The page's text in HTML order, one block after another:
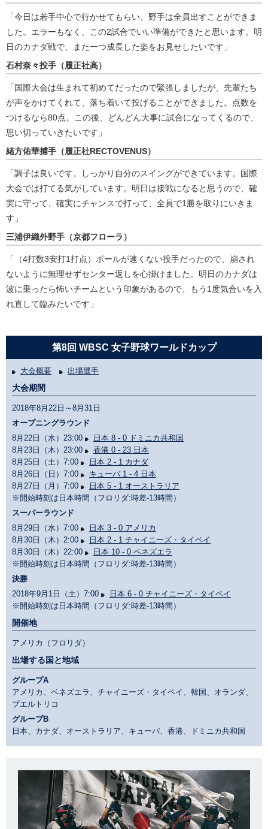
「今日は若手中心で行かせてもらい、野手は全員出すことができま
した。エラーもなく、この2試合でいい準備ができたと思います。明
日のカナダ戦で、また一つ成長した姿をお見せしたいです」
石村奈々投手（履正社高）
「国際大会は生まれて初めてだったので緊張しましたが、先輩たち
が声をかけてくれて、落ち着いて投げることができました。点数を
つけるなら80点。この後、どんどん大事に試合になってくるので、
思い切っていきたいです」
緒方佑華捕手（履正社RECTOVENUS）
「調子は良いです。しっかり自分のスイングができています。国際
大会では打てる気がしています。明日は接戦になると思うので、確
実に守って、確実にチャンスで打って、全員で1勝を取りにいきま
す」
三浦伊織外野手（京都フローラ）
「（4打数3安打1打点）ボールが速くない投手だったので、崩され
ないように無理せずセンター返しを心掛けました。明日のカナダは
波に乗ったら怖いチームという印象があるので、もう1度気合いを入
れ直して臨みたいです」
第8回 WBSC 女子野球ワールドカップ
大会概要 出場選手
大会期間
2018年8月22日～8月31日
オープニングラウンド
8月22日（水）23:00
日本 8 - 0 ドミニカ共和国
8月23日（木）23:00
香港 0 - 23 日本
8月25日（土）7:00
日本 2 - 1 カナダ
8月26日（日）7:00
キューバ 1 - 4 日本
8月27日（月）7:00
日本 5 - 1 オーストラリア
※開始時刻は日本時間（フロリダ:時差-13時間）
スーパーラウンド
8月29日（水）7:00
日本 3 - 0 アメリカ
8月30日（木）2:00
日本 2 - 1 チャイニーズ・タイペイ
8月30日（木）22:00
日本 10 - 0 ベネズエラ
※開始時刻は日本時間（フロリダ:時差-13時間）
決勝
2018年9月1日（土）7:00
日本 6 - 0 チャイニーズ・タイペイ
※開始時刻は日本時間（フロリダ:時差-13時間）
開催地
アメリカ（フロリダ）
出場する国と地域
グループA
アメリカ、ベネズエラ、チャイニーズ・タイペイ、韓国、オランダ、
プエルトリコ
グループB
日本、カナダ、オーストラリア、キューバ、香港、ドミニカ共和国